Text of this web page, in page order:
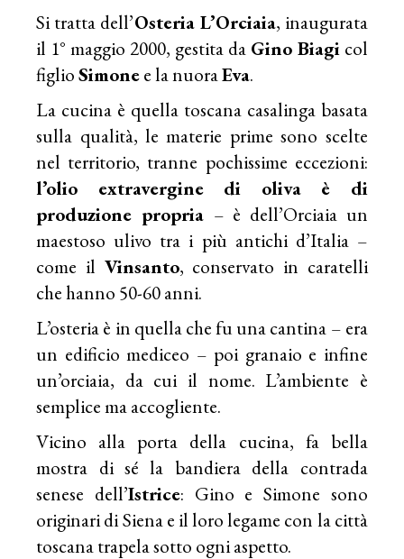
Si tratta dell’Osteria L’Orciaia, inaugurata
il 1° maggio 2000, gestita da Gino Biagicol
figlioSimonee la nuoraEva.
La cucina è quella toscana casalinga basata
sulla qualità, le materie prime sono scelte
nel territorio, tranne pochissime eccezioni:
l’olio extravergine di oliva è di
produzione propria – è dell’Orciaia un
maestoso ulivo tra i più antichi d’Italia –
come il Vinsanto, conservato in caratelli
che hanno 50-60 anni.
L’osteria è in quella che fu una cantina – era
un edificio mediceo – poi granaio e infine
un’orciaia, da cui il nome. L’ambiente è
semplice ma accogliente.
Vicino alla porta della cucina, fa bella
mostra di sé la bandiera della contrada
senese dell’Istrice: Gino e Simone sono
originari di Siena e il loro legame con la città
toscana trapela sotto ogni aspetto.